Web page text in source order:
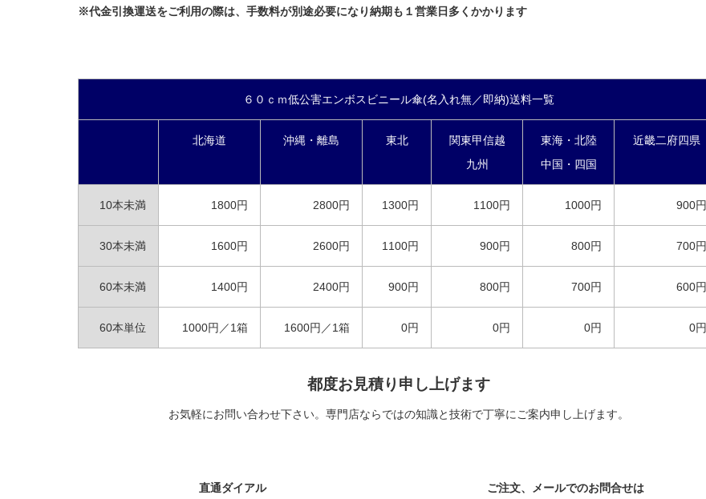
※代金引換運送をご利用の際は、手数料が別途必要になり納期も１営業日多くかかります
６０ｃｍ低公害エンボスビニール傘(名入れ無／即納)送料一覧
北海道 沖縄・離島 東北
関東甲信越
九州
東海・北陸
中国・四国
近畿二府四県
10本未満 1800円 2800円 1300円 1100円 1000円 900円
30本未満 1600円 2600円 1100円 900円 800円 700円
60本未満 1400円 2400円 900円 800円 700円 600円
60本単位 1000円／1箱 1600円／1箱 0円 0円 0円 0円
都度お見積り申し上げます
お気軽にお問い合わせ下さい。専門店ならではの知識と技術で丁寧にご案内申し上げます。
直通ダイアル ご注文、メールでのお問合せは